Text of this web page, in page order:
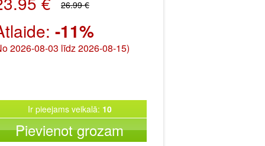
26.99 €
-11%
2026-08-03 līdz 2026-08-15)
Ir pieejams veikalā: 10
Pievienot grozam